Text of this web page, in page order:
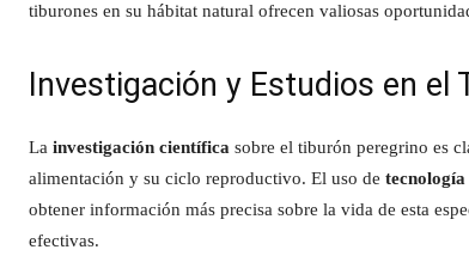
tiburones en su hábitat natural ofrecen valiosas
Investigación y Estudios en el
La investigación científica sobre el tiburón peregrino es
alimentación y su ciclo reproductivo. El uso de tecnología
obtener información más precisa sobre la vida de esta
efectivas.